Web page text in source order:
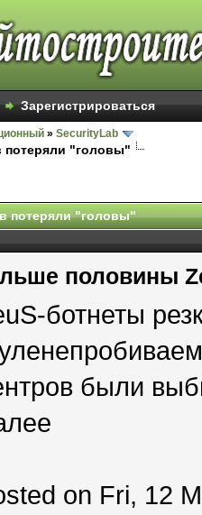
Зарегистрироваться
» SecurityLab
"головы"
потеряли "головы"
половины
ботнеты
были
on Fri, 12